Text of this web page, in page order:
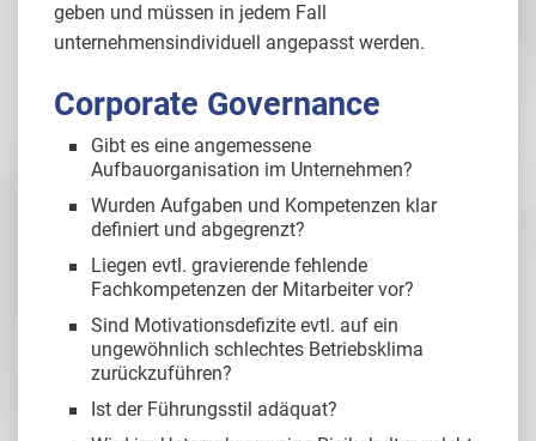
geben und müssen in jedem Fall
unternehmensindividuell angepasst werden.
Corporate Governance
Gibt es eine angemessene
Aufbauorganisation im Unternehmen?
Wurden Aufgaben und Kompetenzen klar
definiert und abgegrenzt?
Liegen evtl. gravierende fehlende
Fachkompetenzen der Mitarbeiter vor?
Sind Motivationsdefizite evtl. auf ein
ungewöhnlich schlechtes Betriebsklima
zurückzuführen?
Ist der Führungsstil adäquat?